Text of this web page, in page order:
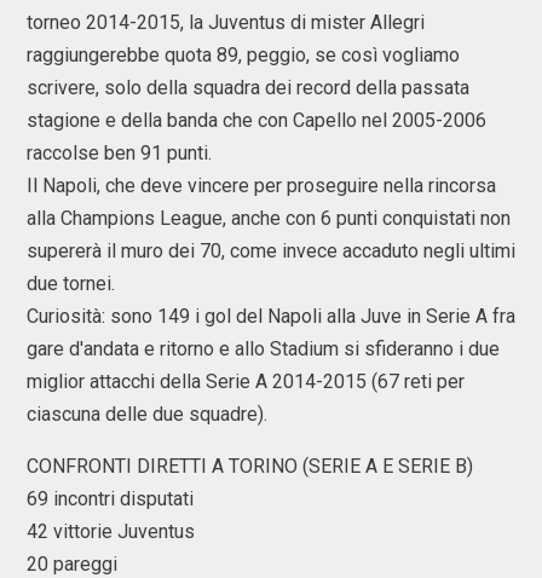
torneo 2014-2015, la Juventus di mister Allegri
raggiungerebbe quota 89, peggio, se così vogliamo
scrivere, solo della squadra dei record della passata
stagione e della banda che con Capello nel 2005-2006
raccolse ben 91 punti.
Il Napoli, che deve vincere per proseguire nella rincorsa
alla Champions League, anche con 6 punti conquistati non
supererà il muro dei 70, come invece accaduto negli ultimi
due tornei.
Curiosità: sono 149 i gol del Napoli alla Juve in Serie A fra
gare d'andata e ritorno e allo Stadium si sfideranno i due
miglior attacchi della Serie A 2014-2015 (67 reti per
ciascuna delle due squadre).
CONFRONTI DIRETTI A TORINO (SERIE A E SERIE B)
69 incontri disputati
42 vittorie Juventus
20 pareggi